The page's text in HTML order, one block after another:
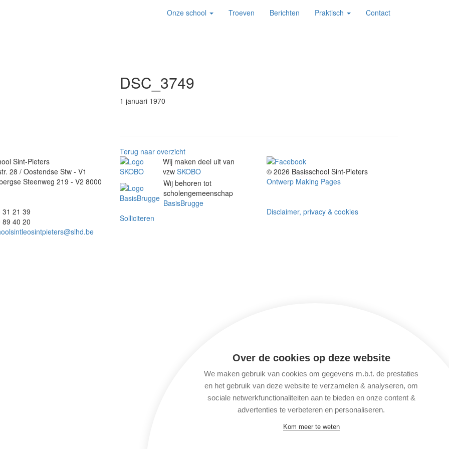
Onze school Troeven Berichten Praktisch Contact
DSC_3749
1 januari 1970
Terug naar overzicht
Sint-Pieters
28 / Oostendse Stw - V1
Steenweg 219 - V2 8000
31 21 39
89 40 20
Wij maken deel uit van
vzwSKOBO
Wij behoren tot
scholengemeenschap
BasisBrugge
Solliciteren
© 2026 Basisschool Sint-Pieters
Ontwerp Making Pages
Disclaimer, privacy & cookies
Over de cookies op deze website
We maken gebruik van cookies om gegevens m.b.t. de prestaties
en het gebruik van deze website te verzamelen & analyseren, om
sociale netwerkfunctionaliteiten aan te bieden en onze content &
advertenties te verbeteren en personaliseren.
Kom meer te weten